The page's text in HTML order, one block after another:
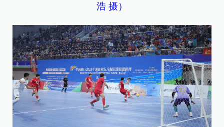
浩 摄）